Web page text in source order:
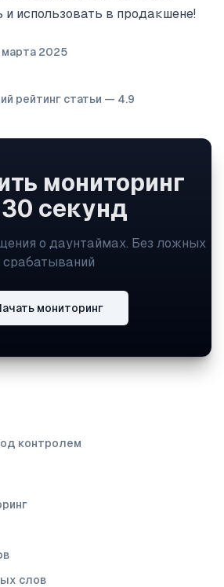
использовать в продакшене!
марта 2025
рейтинг статьи — 4.9
мониторинг
секунд
о даунтаймах. Без ложных
срабатываний
мониторинг
контролем
слов